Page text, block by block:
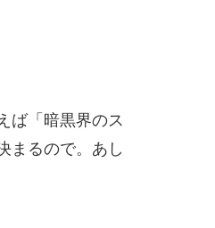
ば「暗黒界のス
まるので。あし